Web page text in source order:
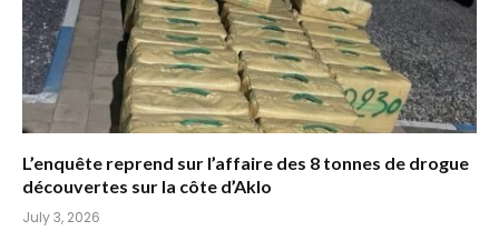
L’enquête reprend sur l’affaire des 8 tonnes de drogue
découvertes sur la côte d’Aklo
July 3, 2026